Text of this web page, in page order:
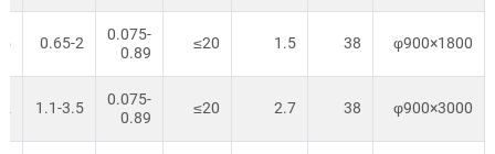
φ900×1800
38
1.5
≤20
0.075-
0.89
0.65-2
φ900×3000
38
2.7
≤20
0.075-
0.89
1.1-3.5